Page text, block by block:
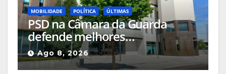
MOBILIDADE POLÍTICA ÚLTIMAS
PSD na Câmara da Guarda
defende melhores
acessibilidades para pessoas
com mobilidade reduzida nos
Ago 8, 2026